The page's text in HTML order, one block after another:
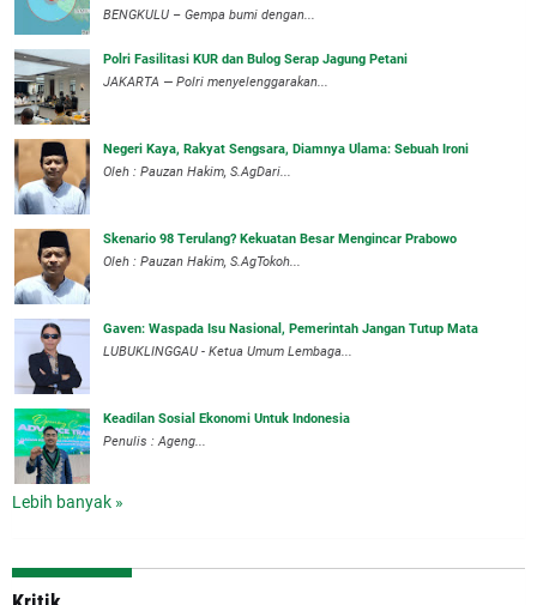
BENGKULU – Gempa bumi dengan...
Polri Fasilitasi KUR dan Bulog Serap Jagung Petani
JAKARTA — Polri menyelenggarakan...
Negeri Kaya, Rakyat Sengsara, Diamnya Ulama: Sebuah Ironi
Oleh : Pauzan Hakim, S.AgDari...
Skenario 98 Terulang? Kekuatan Besar Mengincar Prabowo
Oleh : Pauzan Hakim, S.AgTokoh...
Gaven: Waspada Isu Nasional, Pemerintah Jangan Tutup Mata
LUBUKLINGGAU - Ketua Umum Lembaga...
Keadilan Sosial Ekonomi Untuk Indonesia
Penulis : Ageng...
Lebih banyak »